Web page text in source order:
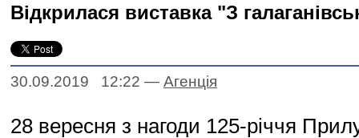
Відкрилася виставка "З
30.09.2019 12:22 — Агенцiя
28 вересня з нагоди 125-річчя